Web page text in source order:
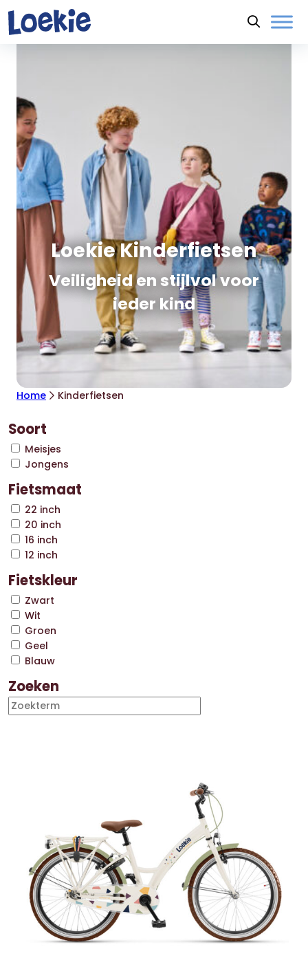
Naar hoofdinhoud
Loekie Kinderfietsen
Veiligheid en stijlvol voor
ieder kind
Home Kinderfietsen
Soort
Meisjes
Jongens
Fietsmaat
22 inch
20 inch
16 inch
12 inch
Fietskleur
Zwart
Wit
Groen
Geel
Blauw
Zoeken